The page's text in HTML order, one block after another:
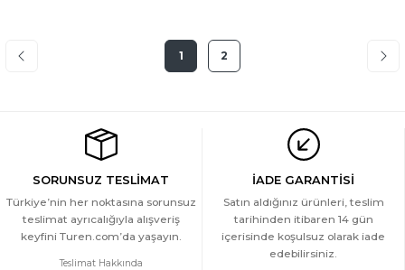
1 2
SORUNSUZ TESLİMAT
Türkiye’nin her noktasına sorunsuz
teslimat ayrıcalığıyla alışveriş
keyfini Turen.com’da yaşayın.
Teslimat Hakkında
İADE GARANTİSİ
Satın aldığınız ürünleri, teslim
tarihinden itibaren 14 gün
içerisinde koşulsuz olarak iade
edebilirsiniz.